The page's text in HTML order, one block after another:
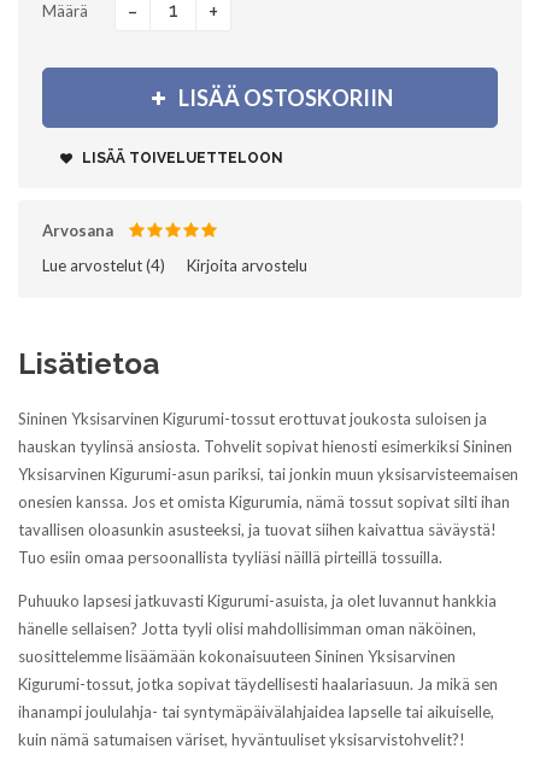
Määrä - +
LISÄÄ OSTOSKORIIN
LISÄÄ TOIVELUETTELOON
Arvosana
Lue arvostelut (4)‎ Kirjoita arvostelu
Lisätietoa
Sininen Yksisarvinen Kigurumi-tossut erottuvat joukosta suloisen ja
hauskan tyylinsä ansiosta. Tohvelit sopivat hienosti esimerkiksi Sininen
Yksisarvinen Kigurumi-asun pariksi, tai jonkin muun yksisarvisteemaisen
onesien kanssa. Jos et omista Kigurumia, nämä tossut sopivat silti ihan
tavallisen oloasunkin asusteeksi, ja tuovat siihen kaivattua säväystä!
Tuo esiin omaa persoonallista tyyliäsi näillä pirteillä tossuilla.
Puhuuko lapsesi jatkuvasti Kigurumi-asuista, ja olet luvannut hankkia
hänelle sellaisen? Jotta tyyli olisi mahdollisimman oman näköinen,
suosittelemme lisäämään kokonaisuuteen Sininen Yksisarvinen
Kigurumi-tossut, jotka sopivat täydellisesti haalariasuun. Ja mikä sen
ihanampi joululahja- tai syntymäpäivälahjaidea lapselle tai aikuiselle,
kuin nämä satumaisen väriset, hyväntuuliset yksisarvistohvelit?!